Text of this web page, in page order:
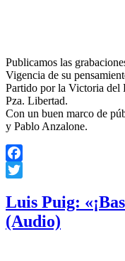
Publicamos las
Vigencia de su
Partido por la Victoria del
Pza. Libertad.
Con un buen marco de
y Pablo Anzalone.
Facebook
Luis Puig:
(Audio)